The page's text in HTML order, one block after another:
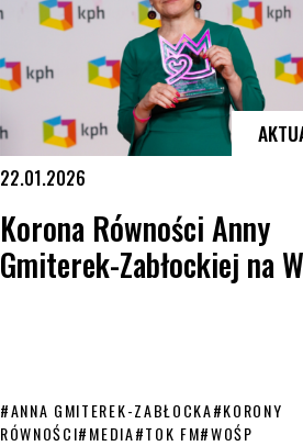
22.01.2026
Korona Równości Anny
Gmiterek-Zabłockiej na
#ANNA GMITEREK-ZABŁOCKA#KORONY
RÓWNOŚCI#MEDIA#TOK FM#WOŚP